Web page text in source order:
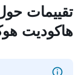
تقييمات
هاكوديت